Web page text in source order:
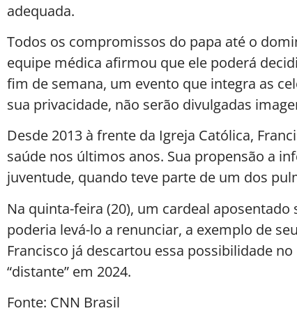
adequada.
Todos os compromissos do papa até o
equipe médica afirmou que ele poderá
fim de semana, um evento que integra as
sua privacidade, não serão divulgadas
Desde 2013 à frente da Igreja Católica,
saúde nos últimos anos. Sua propensão a
juventude, quando teve parte de um dos
Na quinta-feira (20), um cardeal
poderia levá-lo a renunciar, a exemplo de
Francisco já descartou essa possibilidade
“distante” em 2024.
Fonte: CNN Brasil